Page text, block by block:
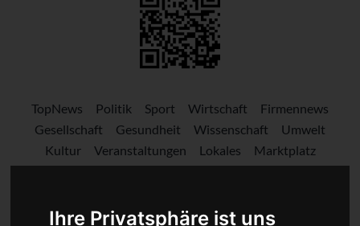
Ihre Privatsphäre ist uns
TopNews Politik Sport Wirtschaft
Firmennews
Gesellschaft
Gesundheit Wissenschaft
Umwelt
Kultur
Veranstaltungen Lokales
Marktplatz
Stellenangebote